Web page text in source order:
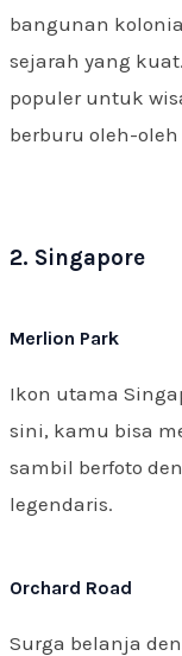
bangunan
sejarah yang
populer untuk
berburu oleh-oleh
2. Singapore
Merlion Park
Ikon utama
sini, kamu bisa
sambil berfoto
legendaris.
Orchard Road
Surga belanja